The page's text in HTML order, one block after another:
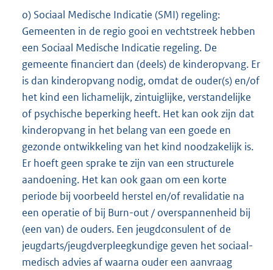
o) Sociaal Medische Indicatie (SMI) regeling:
Gemeenten in de regio gooi en vechtstreek hebben
een Sociaal Medische Indicatie regeling. De
gemeente financiert dan (deels) de kinderopvang. Er
is dan kinderopvang nodig, omdat de ouder(s) en/of
het kind een lichamelijk, zintuiglijke, verstandelijke
of psychische beperking heeft. Het kan ook zijn dat
kinderopvang in het belang van een goede en
gezonde ontwikkeling van het kind noodzakelijk is.
Er hoeft geen sprake te zijn van een structurele
aandoening. Het kan ook gaan om een korte
periode bij voorbeeld herstel en/of revalidatie na
een operatie of bij Burn-out / overspannenheid bij
(een van) de ouders. Een jeugdconsulent of de
jeugdarts/jeugdverpleegkundige geven het sociaal-
medisch advies af waarna ouder een aanvraag